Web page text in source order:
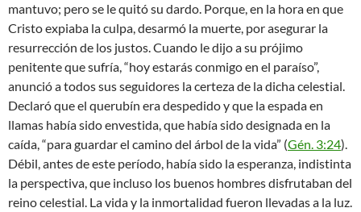
mantuvo; pero se le quitó su dardo. Porque, en la hora en que
Cristo expiaba la culpa, desarmó la muerte, por asegurar la
resurrección de los justos. Cuando le dijo a su prójimo
penitente que sufría, “hoy estarás conmigo en el paraíso”,
anunció a todos sus seguidores la certeza de la dicha celestial.
Declaró que el querubín era despedido y que la espada en
llamas había sido envestida, que había sido designada en la
caída, “para guardar el camino del árbol de la vida” (Gén. 3:24).
Débil, antes de este período, había sido la esperanza, indistinta
la perspectiva, que incluso los buenos hombres disfrutaban del
reino celestial. La vida y la inmortalidad fueron llevadas a la luz.